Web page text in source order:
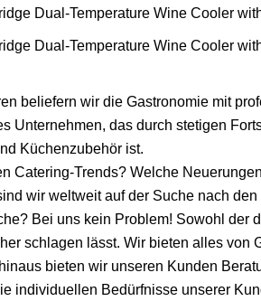
beliefern wir die Gastronomie mit
Unternehmen, das durch stetigen
Küchenzubehör ist.
Catering-Trends? Welche
wir weltweit auf der Suche nach
Bei uns kein Problem! Sowohl der
schlagen lässt. Wir bieten alles
bieten wir unseren Kunden
individuellen Bedürfnisse unserer